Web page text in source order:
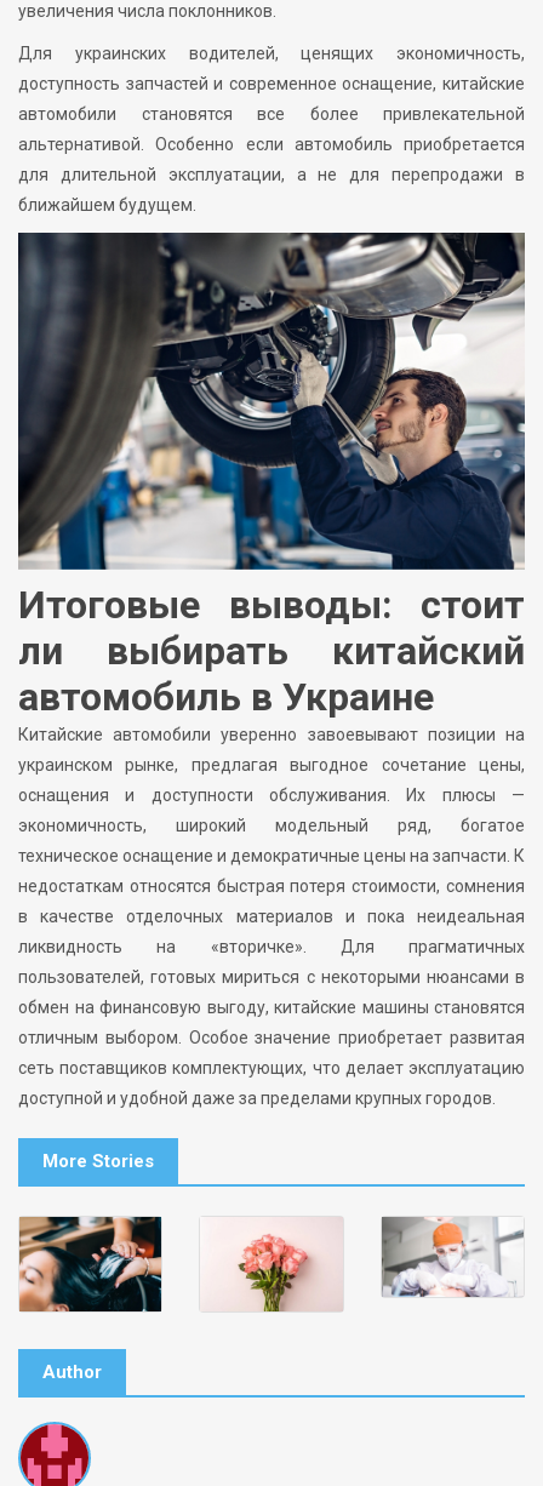
увеличения числа поклонников.
Для украинских водителей, ценящих экономичность,
доступность запчастей и современное оснащение, китайские
автомобили становятся все более привлекательной
альтернативой. Особенно если автомобиль приобретается
для длительной эксплуатации, а не для перепродажи в
ближайшем будущем.
Итоговые выводы: стоит
ли выбирать китайский
автомобиль в Украине
Китайские автомобили уверенно завоевывают позиции на
украинском рынке, предлагая выгодное сочетание цены,
оснащения и доступности обслуживания. Их плюсы —
экономичность, широкий модельный ряд, богатое
техническое оснащение и демократичные цены на запчасти. К
недостаткам относятся быстрая потеря стоимости, сомнения
в качестве отделочных материалов и пока неидеальная
ликвидность на «вторичке». Для прагматичных
пользователей, готовых мириться с некоторыми нюансами в
обмен на финансовую выгоду, китайские машины становятся
отличным выбором. Особое значение приобретает развитая
сеть поставщиков комплектующих, что делает эксплуатацию
доступной и удобной даже за пределами крупных городов.
More Stories
Author